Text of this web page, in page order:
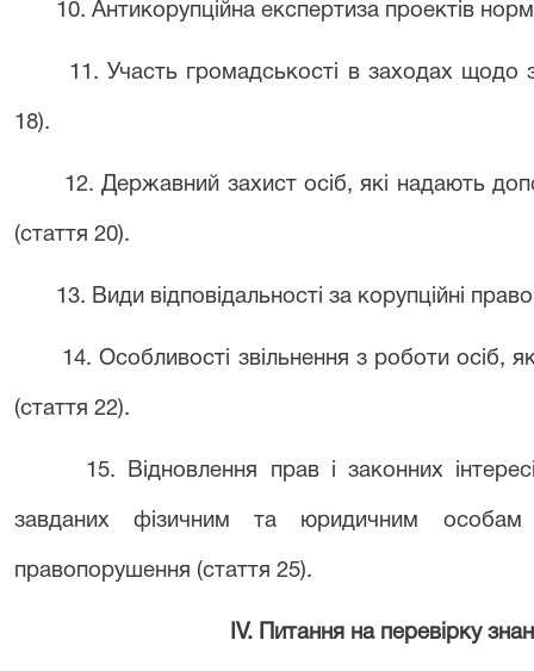
10. Антикорупційна експертиза проектів
11. Участь громадськості в заходах щодо
18).
12. Державний захист осіб, які надають
(стаття 20).
13. Види відповідальності за корупційні
14. Особливості звільнення з роботи осіб,
(стаття 22).
15. Відновлення прав і законних
завданих фізичним та юридичним особам
правопорушення (стаття 25).
IV. Питання на перевірку